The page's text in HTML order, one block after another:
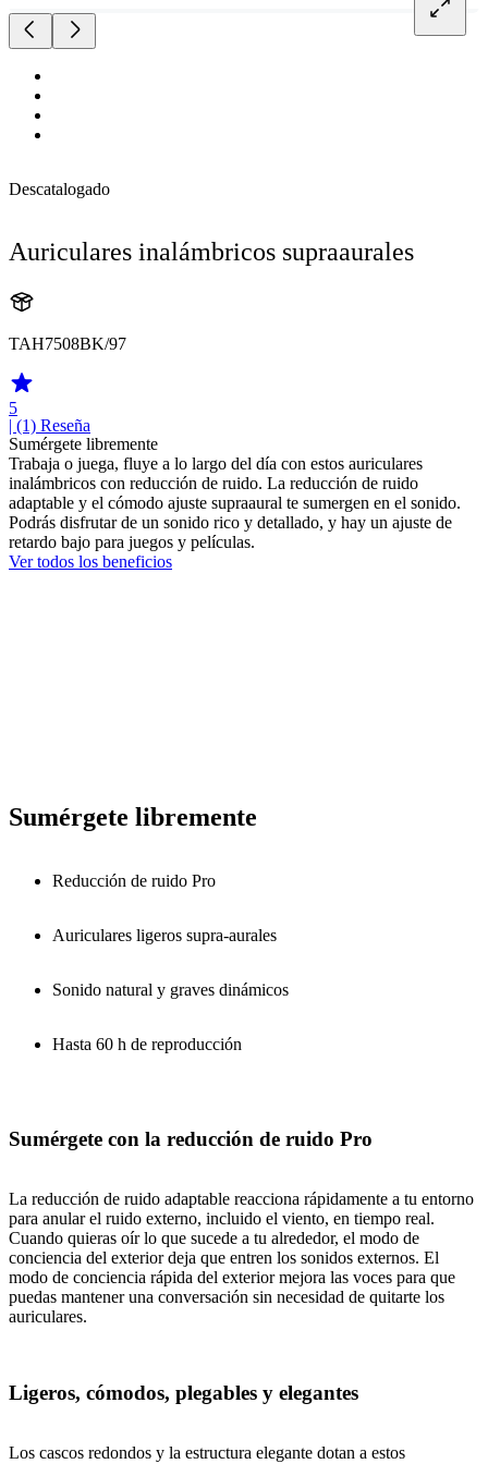
Descatalogado
Auriculares inalámbricos supraaurales
TAH7508BK/97
5
| (1) Reseña
Sumérgete libremente
Trabaja o juega, fluye a lo largo del día con estos auriculares
inalámbricos con reducción de ruido. La reducción de ruido
adaptable y el cómodo ajuste supraaural te sumergen en el sonido.
Podrás disfrutar de un sonido rico y detallado, y hay un ajuste de
retardo bajo para juegos y películas.
Ver todos los beneficios
Sumérgete libremente
Reducción de ruido Pro
Auriculares ligeros supra-aurales
Sonido natural y graves dinámicos
Hasta 60 h de reproducción
Sumérgete con la reducción de ruido Pro
La reducción de ruido adaptable reacciona rápidamente a tu entorno
para anular el ruido externo, incluido el viento, en tiempo real.
Cuando quieras oír lo que sucede a tu alrededor, el modo de
conciencia del exterior deja que entren los sonidos externos. El
modo de conciencia rápida del exterior mejora las voces para que
puedas mantener una conversación sin necesidad de quitarte los
auriculares.
Ligeros, cómodos, plegables y elegantes
Los cascos redondos y la estructura elegante dotan a estos